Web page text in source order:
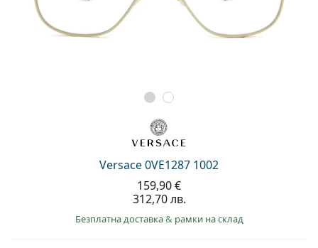
Versace 0VE1287 1002
159,90 €
312,70 лв.
Безплатна доставка& рамки на склад